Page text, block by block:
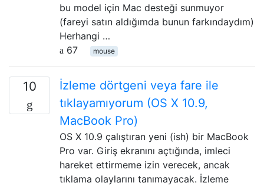
bu model için Mac desteği sunmuyor
(fareyi satın aldığımda bunun farkındaydım)
Herhangi …
67
mouse
10
İzleme dörtgeni veya fare ile
tıklayamıyorum (OS X 10.9,
MacBook Pro)
OS X 10.9 çalıştıran yeni (ish) bir MacBook
Pro var. Giriş ekranını açtığında, imleci
hareket ettirmeme izin verecek, ancak
tıklama olaylarını tanımayacak. İzleme